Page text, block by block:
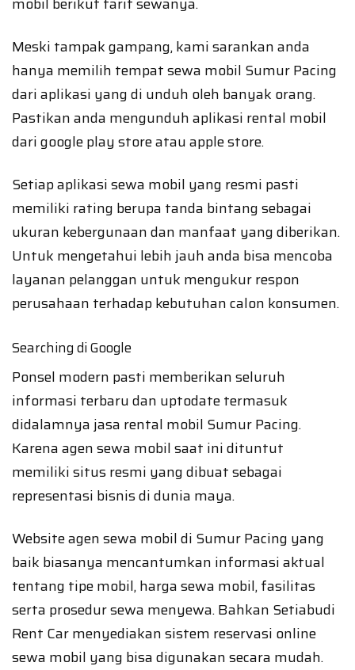
Meski tampak gampang, kami sarankan anda
hanya memilih tempat sewa mobil Sumur Pacing
dari aplikasi yang di unduh oleh banyak orang.
Pastikan anda mengunduh aplikasi rental mobil
dari google play store atau apple store.
Setiap aplikasi sewa mobil yang resmi pasti
memiliki rating berupa tanda bintang sebagai
ukuran kebergunaan dan manfaat yang diberikan.
Untuk mengetahui lebih jauh anda bisa mencoba
layanan pelanggan untuk mengukur respon
perusahaan terhadap kebutuhan calon konsumen.
Searching di Google
Ponsel modern pasti memberikan seluruh
informasi terbaru dan uptodate termasuk
didalamnya jasa rental mobil Sumur Pacing.
Karena agen sewa mobil saat ini dituntut
memiliki situs resmi yang dibuat sebagai
representasi bisnis di dunia maya.
Website agen sewa mobil di Sumur Pacing yang
baik biasanya mencantumkan informasi aktual
tentang tipe mobil, harga sewa mobil, fasilitas
serta prosedur sewa menyewa. Bahkan Setiabudi
Rent Car menyediakan sistem reservasi online
sewa mobil yang bisa digunakan secara mudah.